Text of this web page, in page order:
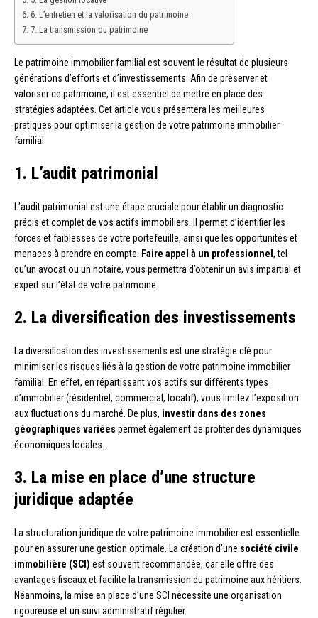
6. L’entretien et la valorisation du patrimoine
7. La transmission du patrimoine
Le patrimoine immobilier familial est souvent le résultat de plusieurs
générations d’efforts et d’investissements. Afin de préserver et
valoriser ce patrimoine, il est essentiel de mettre en place des
stratégies adaptées. Cet article vous présentera les meilleures
pratiques pour optimiser la gestion de votre patrimoine immobilier
familial.
1. L’audit patrimonial
L’audit patrimonial est une étape cruciale pour établir un diagnostic
précis et complet de vos actifs immobiliers. Il permet d’identifier les
forces et faiblesses de votre portefeuille, ainsi que les opportunités et
menaces à prendre en compte. Faire appel à un professionnel , tel
qu’un avocat ou un notaire, vous permettra d’obtenir un avis impartial et
expert sur l’état de votre patrimoine.
2. La diversification des investissements
La diversification des investissements est une stratégie clé pour
minimiser les risques liés à la gestion de votre patrimoine immobilier
familial. En effet, en répartissant vos actifs sur différents types
d’immobilier (résidentiel, commercial, locatif), vous limitez l’exposition
aux fluctuations du marché. De plus, investir dans des zones
géographiques variées permet également de profiter des dynamiques
économiques locales.
3. La mise en place d’une structure
juridique adaptée
La structuration juridique de votre patrimoine immobilier est essentielle
pour en assurer une gestion optimale. La création d’une société civile
immobilière (SCI) est souvent recommandée, car elle offre des
avantages fiscaux et facilite la transmission du patrimoine aux héritiers.
Néanmoins, la mise en place d’une SCI nécessite une organisation
rigoureuse et un suivi administratif régulier.